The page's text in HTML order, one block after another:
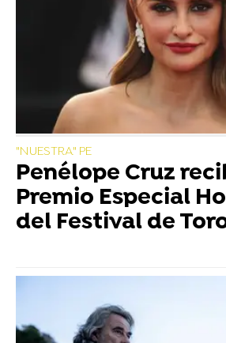
"NUESTRA" PE
Penélope Cruz
Premio Especial
del Festival de